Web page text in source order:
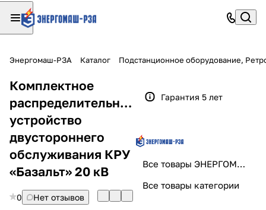
Энергомаш-РЗА Каталог Подстанционное оборудование,
Комплектное
распределительное
устройство
двустороннего
обслуживания КРУ
«Базальт» 20 кВ
0 Нет отзывов
Гарантия 5 лет
Все товары ЭНЕРГОМАШ-РЗА
Все товары категории